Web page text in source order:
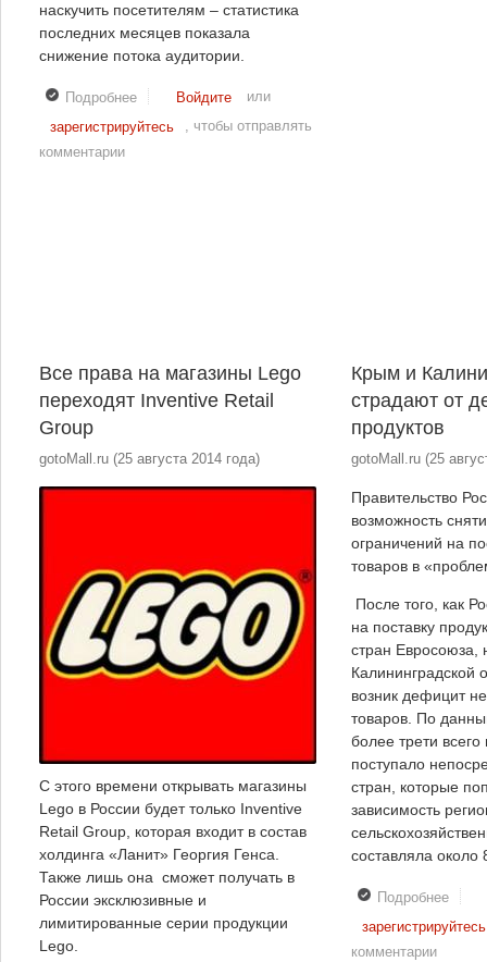
наскучить посетителям – статистика
последних месяцев показала
снижение потока аудитории.
Подробнеео Ребрендинг челябинского КТК «Северо-Западный»
Войдите
или
зарегистрируйтесь
, чтобы отправлять
комментарии
Все права на магазины Lego
переходят Inventive Retail
Group
gotoMall.ru (25 августа 2014 года)
С этого времени открывать магазины
Lego в России будет только Inventive
Retail Group, которая входит в состав
холдинга «Ланит» Георгия Генса.
Также лишь она сможет получать в
России эксклюзивные и
лимитированные серии продукции
Lego.
Крым и
страдают от
продуктов
gotoMall.ru (25
Правительство
возможность
ограничений на
товаров в
После того, как
на поставку
стран Евросоюза,
Калининградской
возник дефицит
товаров. По
более трети
поступало
стран, которые
зависимость
составляла около
Подробнее о
зарегистрируйтесь
комментарии